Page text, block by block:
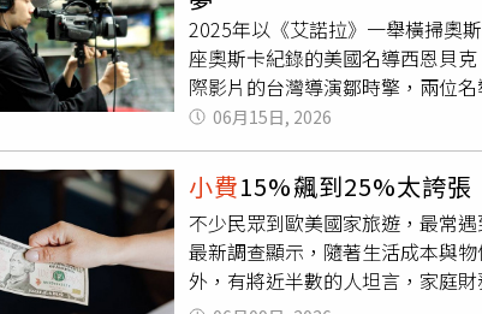
則》僅要求旅館業者登記住宿旅
律、民事糾紛，普遍規定未滿18
滿18歲旅客，在取得家長或法定
小菜150、炒青菜300、排骨炒飯
種沒事就去吃飯的阿公阿嬤」、
有錢阿姨來說，就只是日常打發
3600的龍蝦火鍋套餐，結果留下
鮮，滿滿一船喔，結果人家吃不
店……我隔壁桌的幾個阿姨，優雅
隔壁桌的阿姨跟叔叔居然在吃切
啡、拿了一小塊蛋糕，然後坐不
舒服或東西還能吃，有時候是年
2025年以《艾諾拉》一舉橫掃奧
座奧斯卡紀錄的美國名導西恩貝
際影片的台灣導演鄒時擎，兩位
正式上映，讓影迷得以重新回到
2004年，製作成本不到3,000美
外送員，必須在一天之內穿梭紐
這段看似平凡卻充滿壓力的一天
的一面。談起這部作品，西恩貝
時擎當時並沒有龐大的資源與資
學，試著融入這個社群，以尊重
06月15日, 2026
小費15%飆到25%太誇
不少民眾到歐美國家旅遊，最常
最新調查顯示，隨著生活成本與
外，有將近半數的人坦言，家庭